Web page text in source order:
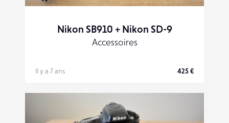
Nikon SB910 + Nikon SD-9
Accessoires
Il y a 7 ans 425 €